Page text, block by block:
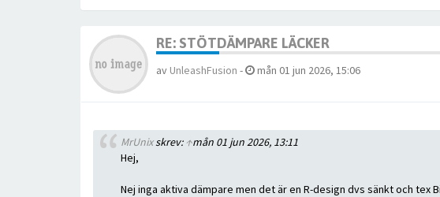
RE: STÖTDÄMPARE LÄCKER
av UnleashFusion - mån 01 jun 2026, 15:06
MrUnixskrev:↑mån 01 jun 2026, 13:11
Hej,
Nej inga aktiva dämpare men det är en R-design dvs sänkt och